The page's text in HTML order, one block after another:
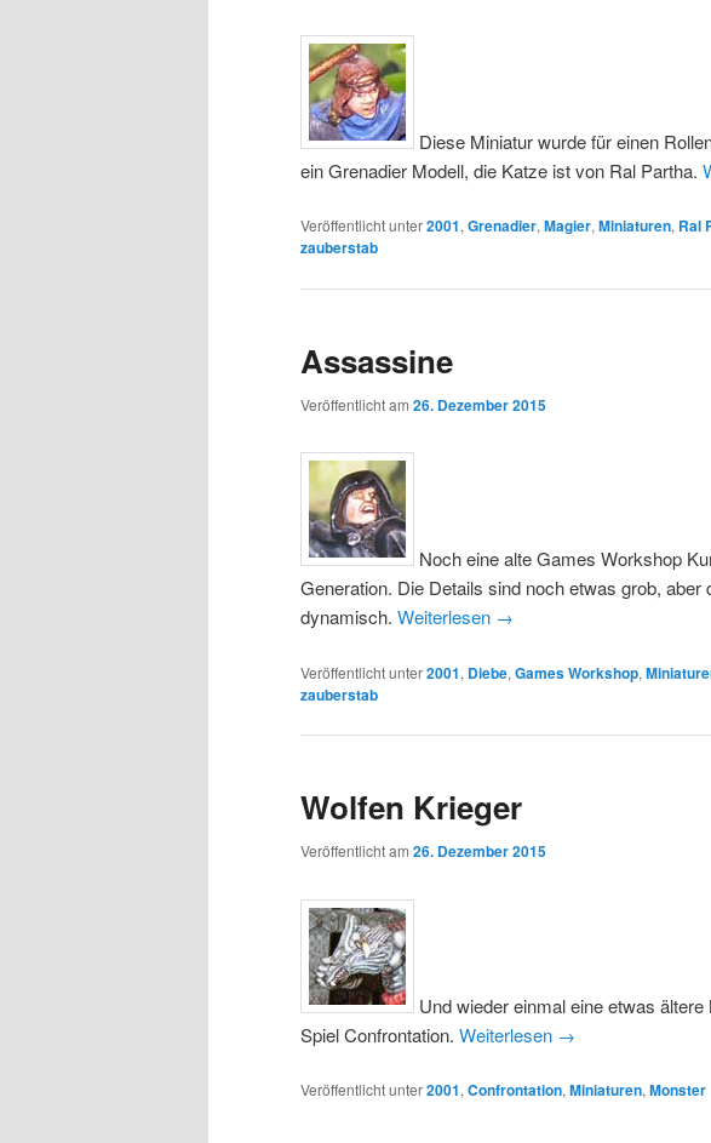
Diese Miniatur wurde für einen
ein Grenadier Modell, die Katze ist von Ral Partha.
Veröffentlicht unter2001, Grenadier, Magier, Miniaturen, Ral
zauberstab
Assassine
Veröffentlicht am 26. Dezember 2015
Noch eine alte Games Workshop
Generation. Die Details sind noch etwas grob,
dynamisch. Weiterlesen →
Veröffentlicht unter2001, Diebe, Games Workshop,
zauberstab
Wolfen Krieger
Veröffentlicht am 26. Dezember 2015
Und wieder einmal eine etwas
Spiel Confrontation. Weiterlesen →
Veröffentlicht unter2001, Confrontation, Miniaturen, Monster